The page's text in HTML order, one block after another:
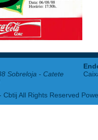
Sobreloja - Catete
All Rights Reserved